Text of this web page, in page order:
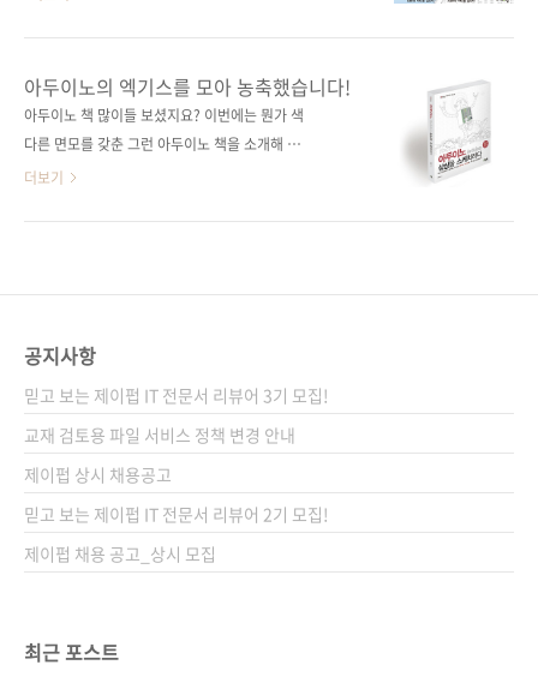
고자 공정하게 사다리 타기를 했습니다! 포털사
이트 다음에서 사다리게임으로 검색하면 나오는
순서대로, 결과는 완제품-DIY의 순서로 나열하
여 진행하였습니다. 그 결과... 두구두구두구! 당
첨되신 분들 축하합니다! 배송을 위해서 정보를
아래 공간에 입력을 ..
제공해 주신 아두이노 호환 보드 키트를 추첨하
여 드릴 예정이니 많은 응모를 부탁합니다. # 응
모 기간 : 2014-05-21 ~ 2014-05-30 # 당첨
얼 업로더 (5명) DIY 조립용 호환 보드 + USB
to 시리얼 업로더 (5명)) # 당첨자 발표 : 6월 첫
아두이노의 엑기스를 모아 농축했습니다!
아두이노 책 많이들 보셨지요? 이번에는 뭔가 색
다른 면모를 갖춘 그런 아두이노 책을 소개해 드
리고자 합니다. 아두이노로 할 수 있는 거의 모든
니다. 아두이노로 할 수 있는 것이 무엇이 있을까
각보다 많은 기능을 담을 수 있고 그 기능을 응용
하여 생활에 필요한 무엇부터 상상치 못했던 것
들까지 만들 수 있는 시대가 도래했습니다. 그 중
심에는 아두이노와 같은 오픈 소스 하드웨어가
있습니다. 무엇을 만들까에 대한 상상이 곁들여
지면 이제 생각..
더보기
공지사항
믿고 보는 제이펍 IT 전문서 리뷰어 3기 모집!
교재 검토용 파일 서비스 정책 변경 안내
제이펍 상시 채용공고
믿고 보는 제이펍 IT 전문서 리뷰어 2기 모집!
제이펍 채용 공고_상시 모집
최근 포스트